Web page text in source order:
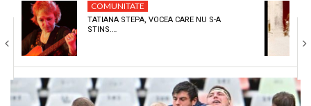
CULTURA
ECONOMIE
SANATATE
SPORT
COMUNITATE
TATIANA STEPA, VOCEA CARE NU S-A
STINS.…